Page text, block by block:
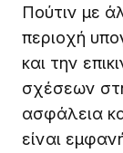
Πούτιν με
περιοχή
και την
σχέσεων
ασφάλεια
είναι